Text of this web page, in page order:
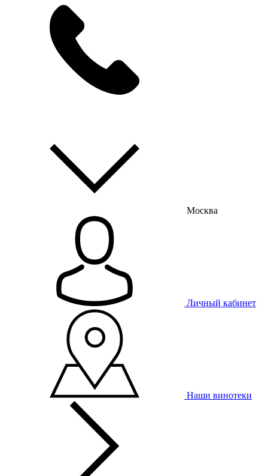
Москва
Личный кабинет
Наши винотеки